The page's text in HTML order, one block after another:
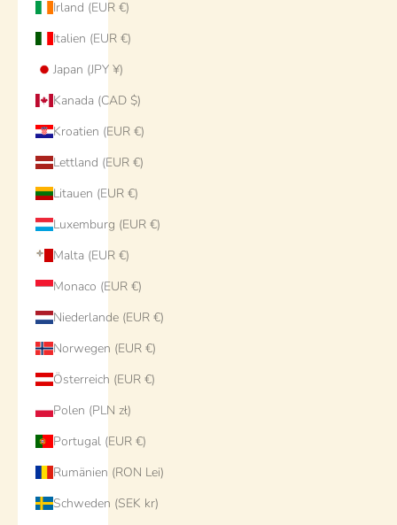
Irland (EUR €)
Italien (EUR €)
Japan (JPY ¥)
Kanada (CAD $)
Kroatien (EUR €)
Lettland (EUR €)
Litauen (EUR €)
Luxemburg (EUR €)
Malta (EUR €)
Monaco (EUR €)
Niederlande (EUR €)
Norwegen (EUR €)
Österreich (EUR €)
Polen (PLN zł)
Portugal (EUR €)
Rumänien (RON Lei)
Schweden (SEK kr)